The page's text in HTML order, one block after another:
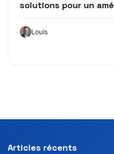
solutions pour un
Louis
Articles récents